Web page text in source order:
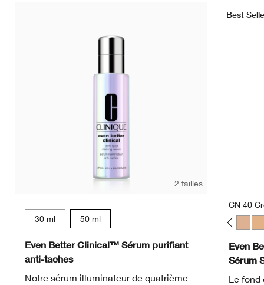
2 tailles
30 ml 50 ml
Even Better Clinical™ Sérum purifiant
anti-taches
Notre sérum illuminateur de quatrième
Best
CN 40
Even
Sérum
Le fond